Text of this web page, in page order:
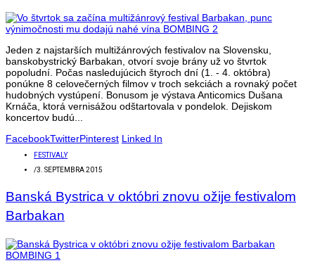
Jeden z najstarších multižánrových festivalov na Slovensku,
banskobystrický Barbakan, otvorí svoje brány už vo štvrtok
popoludní. Počas nasledujúcich štyroch dní (1. - 4. októbra)
ponúkne 8 celovečerných filmov v troch sekciách a rovnaký počet
hudobných vystúpení. Bonusom je výstava Anticomics Dušana
Krnáča, ktorá vernisážou odštartovala v pondelok. Dejiskom
koncertov budú...
FacebookTwitterPinterest Linked In
FESTIVALY
/3. SEPTEMBRA 2015
Banská Bystrica v októbri znovu ožije festivalom
Barbakan